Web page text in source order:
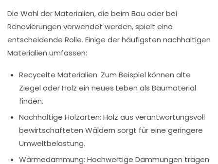
Die Wahl der Materialien, die beim Bau oder bei
Renovierungen verwendet werden, spielt eine
entscheidende Rolle. Einige der häufigsten nachhaltigen
Materialien umfassen:
Recycelte Materialien: Zum Beispiel können alte
Ziegel oder Holz ein neues Leben als Baumaterial
finden.
Nachhaltige Holzarten: Holz aus verantwortungsvoll
bewirtschafteten Wäldern sorgt für eine geringere
Umweltbelastung.
Wärmedämmung: Hochwertige Dämmungen tragen